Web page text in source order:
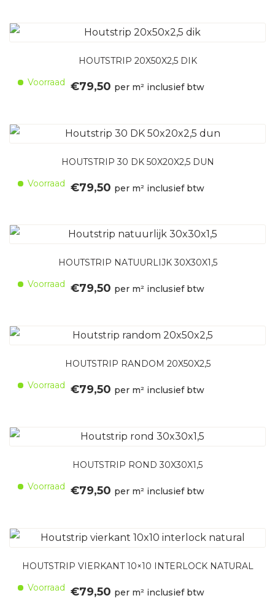
HOUTSTRIP 20X50X2,5 DIK
Voorraad €79,50 per m² inclusief btw
HOUTSTRIP 30 DK 50X20X2,5 DUN
Voorraad €79,50 per m² inclusief btw
HOUTSTRIP NATUURLIJK 30X30X1,5
Voorraad
€79,50 per m² inclusief btw
HOUTSTRIP RANDOM 20X50X2,5
Voorraad €79,50 per m² inclusief btw
HOUTSTRIP ROND 30X30X1,5
Voorraad €79,50 per m² inclusief btw
HOUTSTRIP VIERKANT 10×10 INTERLOCK NATURAL
Voorraad €79,50 per m² inclusief btw